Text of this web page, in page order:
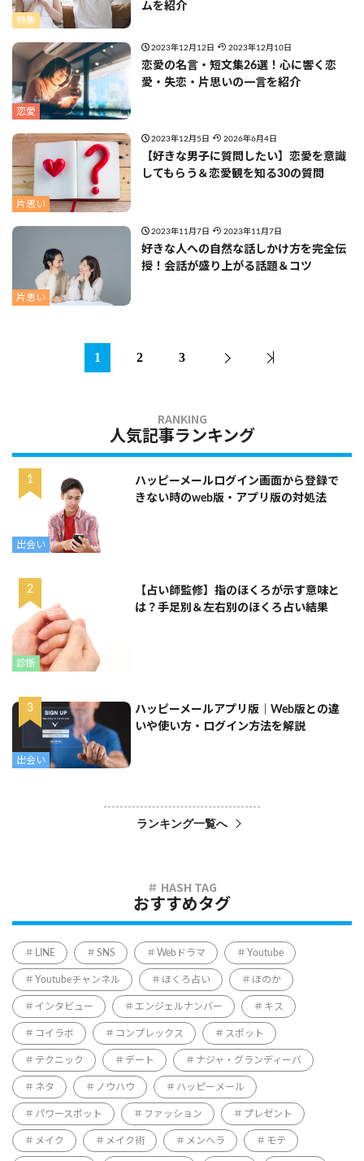
特集
ムを紹介
恋愛
2023年12月12日 2023年12月10日
恋愛の名言・短文集26選！心に響く恋
愛・失恋・片思いの一言を紹介
片思い
2023年12月5日 2026年6月4日
【好きな男子に質問したい】恋愛を意識
してもらう＆恋愛観を知る30の質問
片思い
2023年11月7日 2023年11月7日
好きな人への自然な話しかけ方を完全伝
授！会話が盛り上がる話題＆コツ
1 2 3
人気記事ランキング
出会い
ハッピーメールログイン画面から登録で
きない時のweb版・アプリ版の対処法
診断
【占い師監修】指のほくろが示す意味と
は？手足別＆左右別のほくろ占い結果
出会い
ハッピーメールアプリ版｜Web版との違
いや使い方・ログイン方法を解説
ランキング一覧へ
おすすめタグ
LINE SNS Webドラマ Youtube
Youtubeチャンネル ほくろ占い ほのか
インタビュー エンジェルナンバー キス
コイラボ コンプレックス スポット
テクニック デート ナジャ・グランディーバ
ネタ ノウハウ ハッピーメール
パワースポット ファッション プレゼント
メイク メイク術 メンヘラ モテ